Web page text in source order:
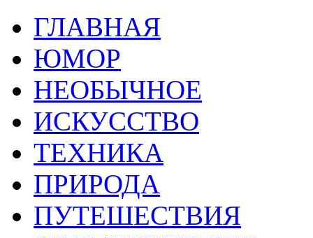
ГЛАВНАЯ
ЮМОР
НЕОБЫЧНОЕ
ИСКУССТВО
ТЕХНИКА
ПРИРОДА
ПУТЕШЕСТВИЯ